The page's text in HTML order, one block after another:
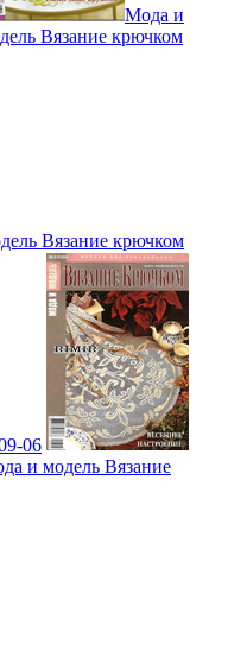
Мода и
Вязание крючком
Вязание крючком
06
и модель Вязание